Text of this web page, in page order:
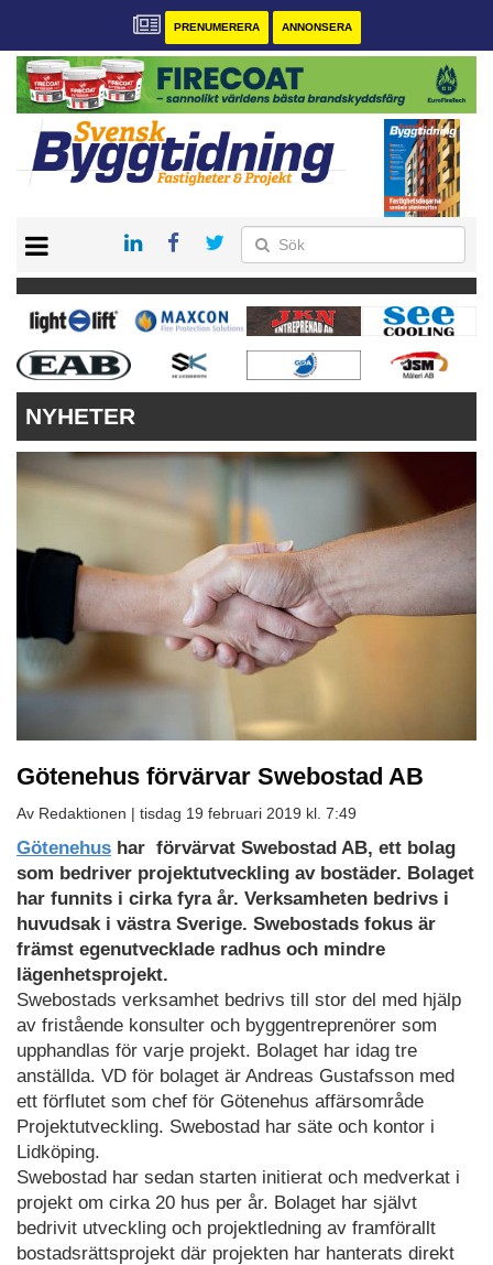
PRENUMERERA ANNONSERA
PRENUMERERA
VÅRA ANDRA MAGASIN
ANNONSERA
KONTAKT
NYHETER
Götenehus förvärvar Swebostad AB
Av Redaktionen | tisdag 19 februari 2019 kl. 7:49
Götenehus har förvärvat Swebostad AB, ett bolag
som bedriver projektutveckling av bostäder. Bolaget
har funnits i cirka fyra år. Verksamheten bedrivs i
huvudsak i västra Sverige. Swebostads fokus är
främst egenutvecklade radhus och mindre
lägenhetsprojekt.
Swebostads verksamhet bedrivs till stor del med hjälp
av fristående konsulter och byggentreprenörer som
upphandlas för varje projekt. Bolaget har idag tre
anställda. VD för bolaget är Andreas Gustafsson med
ett förflutet som chef för Götenehus affärsområde
Projektutveckling. Swebostad har säte och kontor i
Lidköping.
Swebostad har sedan starten initierat och medverkat i
projekt om cirka 20 hus per år. Bolaget har självt
bedrivit utveckling och projektledning av framförallt
bostadsrättsprojekt där projekten har hanterats direkt